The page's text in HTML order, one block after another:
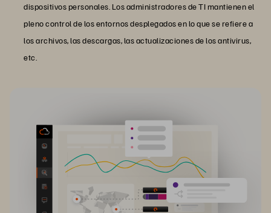
dispositivos personales. Los administradores de TI mantienen el
pleno control de los entornos desplegados en lo que se refiere a
los archivos, las descargas, las actualizaciones de los antivirus,
etc.